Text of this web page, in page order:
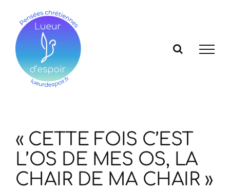
contenu
« CETTE FOIS C’EST
L’OS DE MES OS, LA
CHAIR DE MA CHAIR »